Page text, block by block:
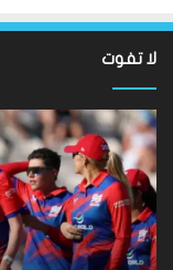
لا تفوت
نتائج
Hundred
2026:
فاز
فريق
Southern
Brave